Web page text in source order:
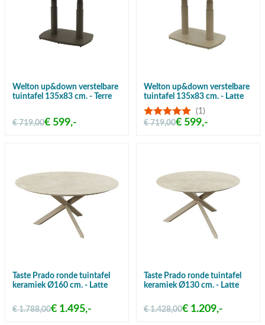
Welton up&down verstelbare
tuintafel 135x83 cm. - Terre
€ 719,00€ 599,-
Welton up&down verstelbare
tuintafel 135x83 cm. - Latte
(1)
€ 719,00€ 599,-
Taste Prado ronde tuintafel
keramiek Ø160 cm. - Latte
€ 1.788,00€ 1.495,-
Taste Prado ronde tuintafel
keramiek Ø130 cm. - Latte
€ 1.428,00€ 1.209,-